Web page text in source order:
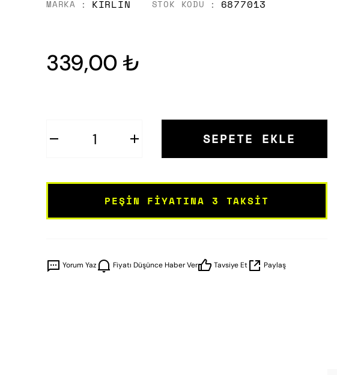
MARKA KIRLIN STOK KODU 6877013
339,00 ₺
SEPETE EKLE
PEŞIN FIYATINA 3 TAKSIT
Yorum Yaz Fiyatı Düşünce Haber Ver Tavsiye Et Paylaş